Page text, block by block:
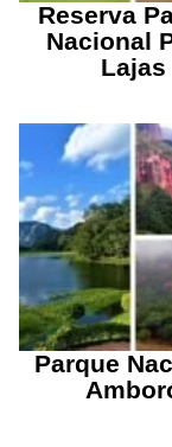
Reserva
Nacional
Lajas
Parque